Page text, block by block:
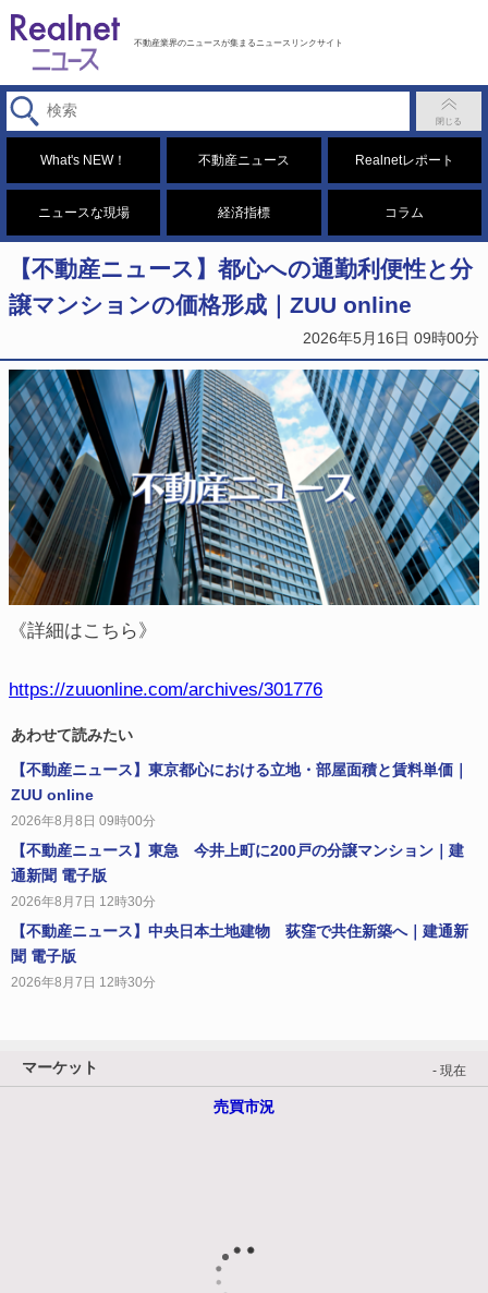
不動産業界のニュースが集まるニュースリンクサイト
What's NEW！ 不動産ニュース Realnetレポート
ニュースな現場 経済指標 コラム
【不動産ニュース】都心への通勤利便性と分
譲マンションの価格形成｜ZUU online
2026年5月16日 09時00分
《詳細はこちら》
https://zuuonline.com/archives/301776
あわせて読みたい
【不動産ニュース】東京都心における立地・部屋面積と賃料単価｜
ZUU online
2026年8月8日 09時00分
【不動産ニュース】東急 今井上町に200戸の分譲マンション｜建
通新聞 電子版
2026年8月7日 12時30分
【不動産ニュース】中央日本土地建物 荻窪で共住新築へ｜建通新
聞 電子版
2026年8月7日 12時30分
マーケット - 現在
売買市況